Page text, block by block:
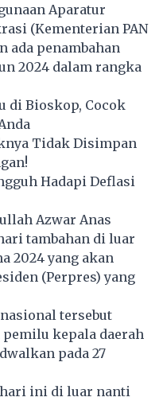
Aparatur
(Kementerian PAN
ada penambahan
2024 dalam rangka
di Bioskop, Cocok
Tidak Disimpan
Hadapi Deflasi
Azwar Anas
tambahan di luar
2024 yang akan
(Perpres) yang
tersebut
pemilu kepala daerah
pada 27
hari ini di luar nanti